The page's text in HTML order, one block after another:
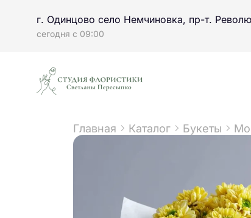
г. Одинцово село Немчиновка, пр-т.
сегодня с 09:00
Главная Каталог Букеты